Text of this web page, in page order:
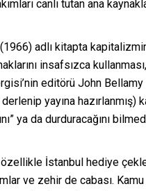
canlı tutan ana
(1966) adlı kitapta
insafsızca
editörü John
yayına hazırlanmış)
ya da durduracağını
özellikle İstanbul hediye
ve zehir de cabası.